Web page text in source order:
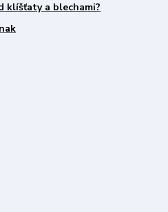
klíšťaty a blechami?